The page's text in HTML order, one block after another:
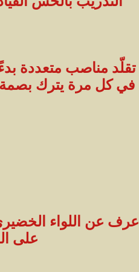
تقلّد مناصب متعددة
في كل مرة يترك بصمة
عرف عن اللواء
على